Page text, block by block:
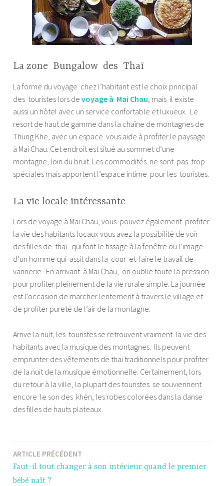
La zone Bungalow des Thaï
La forme du voyage chez l’habitant est le choix principal
des touristes lors devoyage à Mai Chau , mais il existe
aussi un hôtel avec un service confortable et luxueux. Le
resort de haut de gamme dans la chaîne de montagnes de
Thung Khe, avec un espace vous aide à profiter le paysage
à Mai Chau. Cet endroit est situé au sommet d’une
montagne, loin du bruit. Les commodités ne sont pas trop
spéciales mais apportent l’espace intime pour les touristes.
La vie locale intéressante
Lors de voyage à Mai Chau, vous pouvez également profiter
la vie des habitants locaux vous avez la possibilité de voir
des filles de thaï qui font le tissage à la fenêtre ou l’image
d’un homme qui assit dans la cour et faire le travail de
vannerie. En arrivant à Mai Chau, on oublie toute la pression
pour profiter pleinement de la vie rurale simple. La journée
est l’occasion de marcher lentement à travers le village et
de profiter pureté de l’air de la montagne.
Arrive la nuit, les touristes se retrouvent vraiment la vie des
habitants avec la musique des montagnes. Ils peuvent
emprunter des vêtements de thaï traditionnels pour profiter
de la nuit de la musique émotionnelle. Certainement, lors
du retour à la ville, la plupart des touristes se souviennent
encore le son des khèn, les robes colorées dans la danse
des filles de hauts plateaux.
Navigation
de
ARTICLE PRÉCÉDENT
Faut-il tout changer à son intérieur quand le premier
bébé naît ?